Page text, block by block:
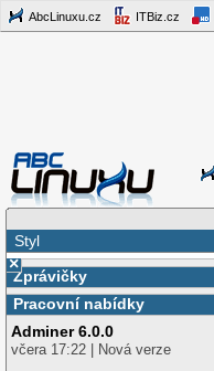
AbcLinuxu.cz ITBiz.cz
Styl
×
Zprávičky
Pracovní nabídky
Adminer 6.0.0
včera 17:22 | Nová verze